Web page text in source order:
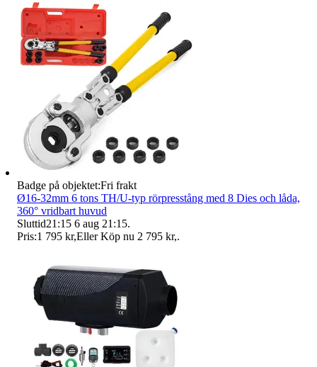
Badge på objektet:Fri frakt
Ø16-32mm 6 tons TH/U-typ rörpresstång med 8 Dies och låda,
360° vridbart huvud
Sluttid21:15 6 aug 21:15.
Pris:1 795 kr,Eller Köp nu 2 795 kr,.